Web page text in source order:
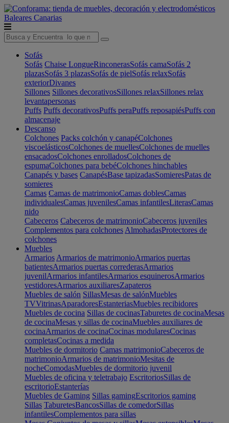
Baleares Canarias
Sofás
Sofás Chaise LongueRinconerasSofás camaSofás 2
plazasSofás 3 plazasSofás de pielSofás relaxSofás
exteriorDivanes
Sillones Sillones decorativosSillones relaxSillones relax
levantapersonas
Puffs Puffs decorativosPuffs peraPuffs reposapiésPuffs con
almacenaje
Descanso
Colchones Packs colchón y canapéColchones
viscoelásticosColchones de muellesColchones de muelles
ensacadosColchones enrolladosColchones de
espumaColchones para bebéColchones hinchables
Canapés y bases CanapésBase tapizadasSomieresPatas de
somieres
Camas Camas de matrimonioCamas doblesCamas
individualesCamas juvenilesCamas infantilesLiterasCamas
nido
Cabeceros Cabeceros de matrimonioCabeceros juveniles
Complementos para colchones AlmohadasProtectores de
colchones
Muebles
Armarios Armarios de matrimonioArmarios puertas
batientesArmarios puertas correderasArmarios
juvenilArmarios infantilesArmarios esquinerosArmarios
vestidoresArmarios auxiliaresZapateros
Muebles de salón SillasMesas de salónMuebles
TVVitrinasAparadoresEstanteriasMuebles recibidores
Muebles de cocina Sillas de cocinasTaburetes de cocinaMesas
de cocinaMesas y sillas de cocinaMuebles auxiliares de
cocinaArmarios de cocinaCocinas modularesCocinas
completasCocinas a medida
Muebles de dormitorio Camas matrimonioCabeceros de
matrimonioArmarios de matrimonioMesitas de
nocheComodasMuebles de dormitorio juvenil
Muebles de oficina y teletrabajo EscritoriosSillas de
escritorioEstanterías
Muebles de Gaming Sillas gamingEscritorios gaming
Sillas TaburetesBancosSillas de comedorSillas
infantilesComplementos para sillas